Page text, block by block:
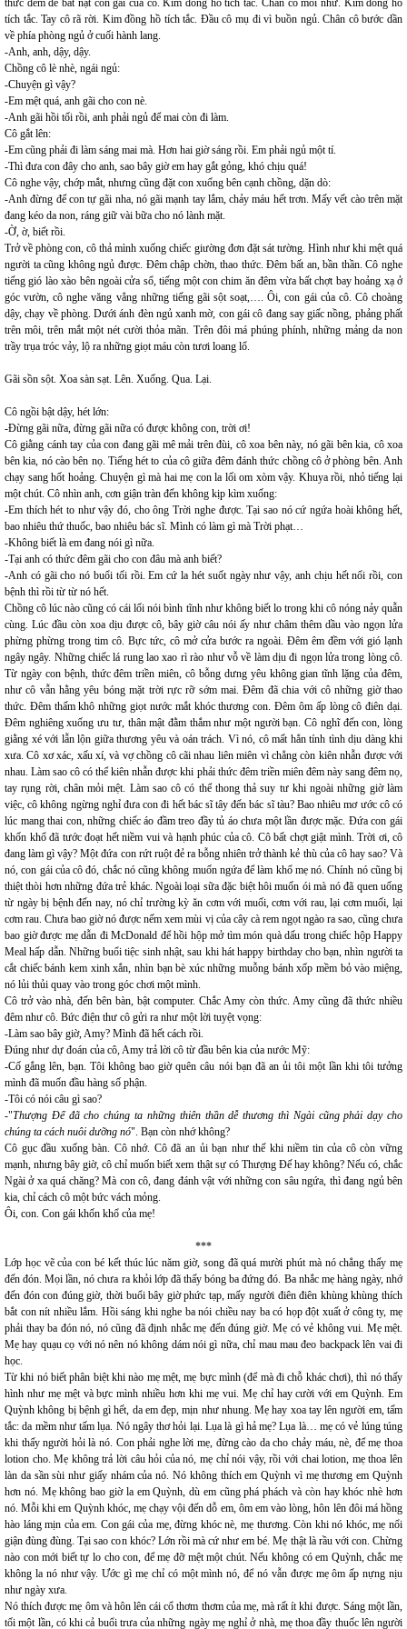
thức đêm để bắt nạt con gái của cô. Kim đồng hồ tích tắc. Chân cô mỏi nhừ. Kim đồng hồ
tích tắc. Tay cô rã rời. Kim đồng hồ tích tắc. Đầu cô mụ đi vì buồn ngủ. Chân cô bước dần
về phía phòng ngủ ở cuối hành lang.
-Anh, anh, dậy, dậy.
Chồng cô lè nhè, ngái ngủ:
-Chuyện gì vậy?
-Em mệt quá, anh gãi cho con nè.
-Anh gãi hồi tối rồi, anh phải ngủ để mai còn đi làm.
Cô gắt lên:
-Em cũng phải đi làm sáng mai mà. Hơn hai giờ sáng rồi. Em phải ngủ một tí.
-Thì đưa con đây cho anh, sao bây giờ em hay gắt gỏng, khó chịu quá!
Cô nghe vậy, chớp mắt, nhưng cũng đặt con xuống bên cạnh chồng, dặn dò:
-Anh đừng để con tự gãi nha, nó gãi mạnh tay lắm, chảy máu hết trơn. Mấy vết cào trên mặt
đang kéo da non, ráng giữ vài bữa cho nó lành mặt.
-Ờ, ờ, biết rồi.
Trở về phòng con, cô thả mình xuống chiếc giường đơn đặt sát tường. Hình như khi mệt quá
người ta cũng không ngủ được. Đêm chập chờn, thao thức. Đêm bất an, bần thần. Cô nghe
tiếng gió lào xào bên ngoài cửa sổ, tiếng một con chim ăn đêm vừa bất chợt bay hoảng xạ ở
góc vườn, cô nghe văng vẳng những tiếng gãi sột soạt,…. Ôi, con gái của cô. Cô choàng
dậy, chạy về phòng. Dưới ánh đèn ngủ xanh mờ, con gái cô đang say giấc nồng, phảng phất
trên môi, trên mắt một nét cười thỏa mãn. Trên đôi má phúng phính, những mảng da non
trầy trụa tróc vảy, lộ ra những giọt máu còn tươi loang lổ.
Gãi sồn sột. Xoa sàn sạt. Lên. Xuống. Qua. Lại.
Cô ngồi bật dậy, hét lớn:
-Đừng gãi nữa, đừng gãi nữa có được không con, trời ơi!
Cô giằng cánh tay của con đang gãi mê mải trên đùi, cô xoa bên này, nó gãi bên kia, cô xoa
bên kia, nó cào bên nọ. Tiếng hét to của cô giữa đêm đánh thức chồng cô ở phòng bên. Anh
chạy sang hốt hoảng. Chuyện gì mà hai mẹ con la lối om xòm vậy. Khuya rồi, nhỏ tiếng lại
một chút. Cô nhìn anh, cơn giận tràn đến không kịp kìm xuống:
-Em thích hét to như vậy đó, cho ông Trời nghe được. Tại sao nó cứ ngứa hoài không hết,
bao nhiêu thứ thuốc, bao nhiêu bác sĩ. Mình có làm gì mà Trời phạt…
-Không biết là em đang nói gì nữa.
-Tại anh có thức đêm gãi cho con đâu mà anh biết?
-Anh có gãi cho nó buổi tối rồi. Em cứ la hét suốt ngày như vậy, anh chịu hết nổi rồi, con
bệnh thì rồi từ từ nó hết.
Chồng cô lúc nào cũng có cái lối nói bình tĩnh như không biết lo trong khi cô nóng nảy quẫn
cùng. Lúc đầu còn xoa dịu được cô, bây giờ câu nói ấy như châm thêm dầu vào ngọn lửa
phừng phừng trong tim cô. Bực tức, cô mở cửa bước ra ngoài. Đêm êm đềm với gió lạnh
ngây ngây. Những chiếc lá rung lao xao rì rào như vỗ về làm dịu đi ngọn lửa trong lòng cô.
Từ ngày con bệnh, thức đêm triền miên, cô bỗng dưng yêu không gian tĩnh lặng của đêm,
như cô vẫn hằng yêu bóng mặt trời rực rỡ sớm mai. Đêm đã chia với cô những giờ thao
thức. Đêm thấm khô những giọt nước mắt khóc thương con. Đêm ôm ấp lòng cô điên dại.
Đêm nghiêng xuống ưu tư, thân mật đằm thắm như một người bạn. Cô nghĩ đến con, lòng
giằng xé với lẫn lộn giữa thương yêu và oán trách. Vì nó, cô mất hẳn tính tình dịu dàng khi
xưa. Cô xơ xác, xấu xí, và vợ chồng cô cãi nhau liên miên vì chẳng còn kiên nhẫn được với
nhau. Làm sao cô có thể kiên nhẫn được khi phải thức đêm triền miên đêm này sang đêm nọ,
tay rụng rời, chân mỏi mệt. Làm sao cô có thể thong thả suy tư khi ngoài những giờ làm
việc, cô không ngừng nghỉ đưa con đi hết bác sĩ tây đến bác sĩ tàu? Bao nhiêu mơ ước cô có
lúc mang thai con, những chiếc áo đầm treo đầy tủ áo chưa một lần được mặc. Đứa con gái
khốn khổ đã tước đoạt hết niềm vui và hạnh phúc của cô. Cô bất chợt giật mình. Trời ơi, cô
đang làm gì vậy? Một đứa con rứt ruột đẻ ra bỗng nhiên trở thành kẻ thù của cô hay sao? Và
nó, con gái của cô đó, chắc nó cũng không muốn ngứa để làm khổ mẹ nó. Chính nó cũng bị
thiệt thòi hơn những đứa trẻ khác. Ngoài loại sữa đặc biệt hôi muốn ói mà nó đã quen uống
từ ngày bị bệnh đến nay, nó chỉ trường kỳ ăn cơm với muối, cơm với rau, lại cơm muối, lại
cơm rau. Chưa bao giờ nó được nếm xem mùi vị của cây cà rem ngọt ngào ra sao, cũng chưa
bao giờ được mẹ dẫn đi McDonald để hồi hộp mở tìm món quà dấu trong chiếc hộp Happy
Meal hấp dẫn. Những buổi tiệc sinh nhật, sau khi hát happy birthday cho bạn, nhìn người ta
cắt chiếc bánh kem xinh xắn, nhìn bạn bè xúc những muỗng bánh xốp mềm bỏ vào miệng,
nó lủi thủi quay vào trong góc chơi một mình.
Cô trở vào nhà, đến bên bàn, bật computer. Chắc Amy còn thức. Amy cũng đã thức nhiều
đêm như cô. Bức điện thư cô gửi ra như một lời tuyệt vọng:
-Làm sao bây giờ, Amy? Mình đã hết cách rồi.
Đúng như dự đoán của cô, Amy trả lời cô từ đầu bên kia của nước Mỹ:
-Cố gắng lên, bạn. Tôi không bao giờ quên câu nói bạn đã an ủi tôi một lần khi tôi tưởng
mình đã muốn đầu hàng số phận.
-Tôi có nói câu gì sao?
-"Thượng Đế đã cho chúng ta những thiên thần dễ thương thì Ngài cũng phải dạy cho
chúng ta cách nuôi dưỡng nó". Bạn còn nhớ không?
Cô gục đầu xuống bàn. Cô nhớ. Cô đã an ủi bạn như thế khi niềm tin của cô còn vững
mạnh, nhưng bây giờ, cô chỉ muốn biết xem thật sự có Thượng Đế hay không? Nếu có, chắc
Ngài ở xa quá chăng? Mà con cô, đang đánh vật với những con sâu ngứa, thì đang ngủ bên
kia, chỉ cách cô một bức vách mỏng.
Ôi, con. Con gái khốn khổ của mẹ!
***
Lớp học vẽ của con bé kết thúc lúc năm giờ, song đã quá mười phút mà nó chẳng thấy mẹ
đến đón. Mọi lần, nó chưa ra khỏi lớp đã thấy bóng ba đứng đó. Ba nhắc mẹ hàng ngày, nhớ
đến đón con đúng giờ, thời buổi bây giờ phức tạp, mấy người điên điên khùng khùng thích
bắt con nít nhiều lắm. Hồi sáng khi nghe ba nói chiều nay ba có họp đột xuất ở công ty, mẹ
phải thay ba đón nó, nó cũng đã định nhắc mẹ đến đúng giờ. Mẹ có vẻ không vui. Mẹ mệt.
Mẹ hay quạu cọ với nó nên nó không dám nói gì nữa, chỉ mau mau đeo backpack lên vai đi
học.
Từ khi nó biết phân biệt khi nào mẹ mệt, mẹ bực mình (để mà đi chỗ khác chơi), thì nó thấy
hình như mẹ mệt và bực mình nhiều hơn khi mẹ vui. Mẹ chỉ hay cười với em Quỳnh. Em
Quỳnh không bị bệnh gì hết, da em đẹp, mịn như nhung. Mẹ hay xoa tay lên người em, tấm
tắc: da mềm như tấm lụa. Nó ngây thơ hỏi lại. Lụa là gì hả mẹ? Lụa là… mẹ có vẻ lúng túng
khi thấy người hỏi là nó. Con phải nghe lời mẹ, đừng cào da cho chảy máu, nè, để mẹ thoa
lotion cho. Mẹ không trả lời câu hỏi của nó, mẹ chỉ nói vậy, rồi với chai lotion, mẹ thoa lên
làn da sần sùi như giấy nhám của nó. Nó không thích em Quỳnh vì mẹ thương em Quỳnh
hơn nó. Mẹ không bao giờ la em Quỳnh, dù em cũng phá phách và còn hay khóc nhè hơn
nó. Mỗi khi em Quỳnh khóc, mẹ chạy vội đến dỗ em, ôm em vào lòng, hôn lên đôi má hồng
hào láng mịn của em. Con gái của mẹ, đừng khóc nè, mẹ thương. Còn khi nó khóc, mẹ nổi
giận đùng đùng. Tại sao con khóc? Lớn rồi mà cứ như em bé. Mẹ thật là rầu với con. Chừng
nào con mới biết tự lo cho con, để mẹ đỡ mệt một chút. Nếu không có em Quỳnh, chắc mẹ
không la nó như vậy. Ước gì mẹ chỉ có một mình nó, để nó vẫn được mẹ ôm ấp nựng nịu
như ngày xưa.
Nó thích được mẹ ôm và hôn lên cái cổ thơm thơm của mẹ, mà rất ít khi được. Sáng một lần,
tối một lần, có khi cả buổi trưa của những ngày mẹ nghỉ ở nhà, mẹ thoa đầy thuốc lên người